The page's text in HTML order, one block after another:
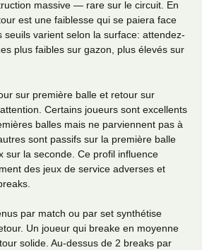
massive — rare sur le circuit. En
est une faiblesse qui se paiera face
seuils varient selon la surface: attendez-
plus faibles sur gazon, plus élevés sur
sur première balle et retour sur
Certains joueurs sont excellents
balles mais ne parviennent pas à
sont passifs sur la première balle
sur la seconde. Ce profil influence
des jeux de service adverses et
par match ou par set synthétise
Un joueur qui breake en moyenne
solide. Au-dessus de 2 breaks par